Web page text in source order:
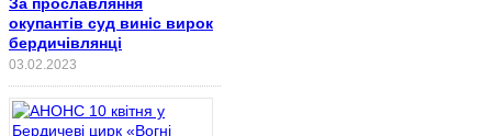
окупантів суд виніс вирок
бердичівлянці
03.02.2023